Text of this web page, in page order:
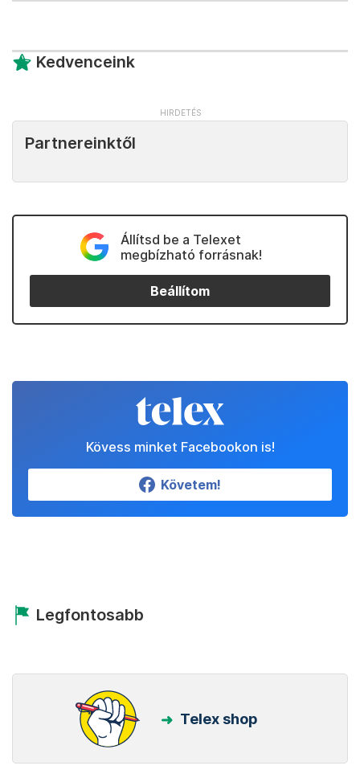
Kedvenceink
Partnereinktől
Állítsd be a Telexet
megbízható forrásnak!
Beállítom
Kövess minket Facebookon is!
Követem!
Legfontosabb
Telex shop